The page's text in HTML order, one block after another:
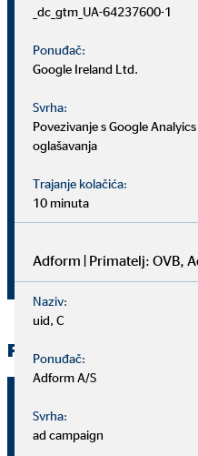
Savjetnici za
osobne
financije (31.
3.)
provizije od
prodaje
Prihodi od
Milijuna
Financijski pokazatelji
_dc_gtm_UA-64237600-1
Ponuđač:
Google Ireland Ltd.
Svrha:
Povezivanje s Google
oglašavanja
Trajanje kolačića:
10 minuta
Adform | Primatelj: OVB,
Naziv:
uid, C
Ponuđač:
Adform A/S
Svrha:
ad campaign